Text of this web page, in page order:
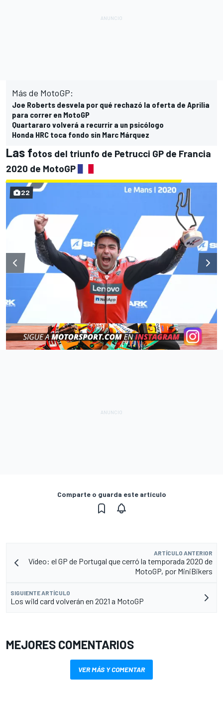
Más de MotoGP:
Joe Roberts desvela por qué rechazó la oferta de Aprilia
para correr en MotoGP
Quartararo volverá a recurrir a un psicólogo
Honda HRC toca fondo sin Marc Márquez
Las fotos del triunfo de Petrucci GP de Francia
2020 de MotoGP
22
Comparte o guarda este artículo
ARTÍCULO ANTERIOR
Vídeo: el GP de Portugal que cerró la temporada 2020 de
MotoGP, por MiniBikers
SIGUIENTE ARTÍCULO
Los wild card volverán en 2021 a MotoGP
MEJORES COMENTARIOS
VER MÁS Y COMENTAR